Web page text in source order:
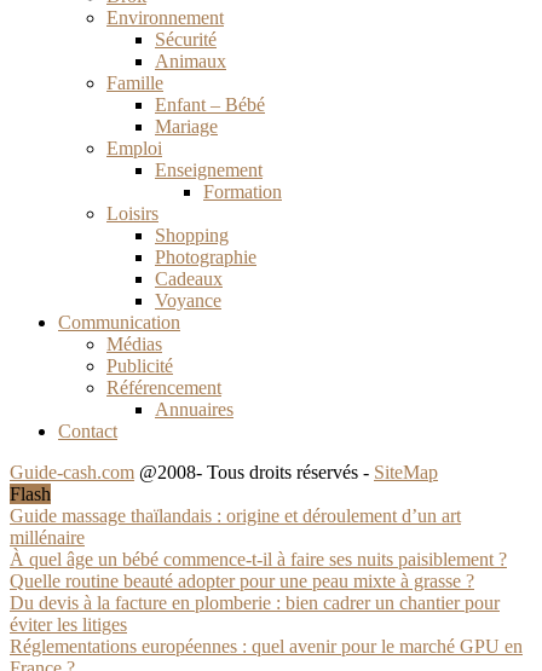
Environnement
Sécurité
Animaux
Famille
Enfant – Bébé
Mariage
Emploi
Enseignement
Formation
Loisirs
Shopping
Photographie
Cadeaux
Voyance
Communication
Médias
Publicité
Référencement
Annuaires
Contact
Guide-cash.com @2008- Tous droits réservés - SiteMap
Flash
Guide massage thaïlandais : origine et déroulement d’un art
millénaire
À quel âge un bébé commence-t-il à faire ses nuits paisiblement ?
Quelle routine beauté adopter pour une peau mixte à grasse ?
Du devis à la facture en plomberie : bien cadrer un chantier pour
éviter les litiges
Réglementations européennes : quel avenir pour le marché GPU en